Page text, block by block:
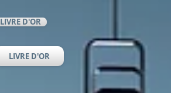
LIVRE D'OR
LIVRE D'OR